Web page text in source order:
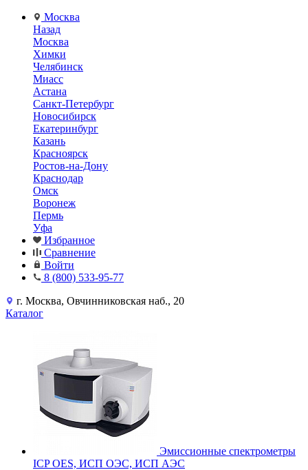
Москва
Назад
Москва
Химки
Челябинск
Миасс
Астана
Санкт-Петербург
Новосибирск
Екатеринбург
Казань
Красноярск
Ростов-на-Дону
Краснодар
Омск
Воронеж
Пермь
Уфа
Избранное
Сравнение
Войти
8 (800) 533-95-77
г. Москва, Овчинниковская наб., 20
Каталог
Эмиссионные спектрометры
ICP OES, ИСП ОЭС, ИСП АЭС